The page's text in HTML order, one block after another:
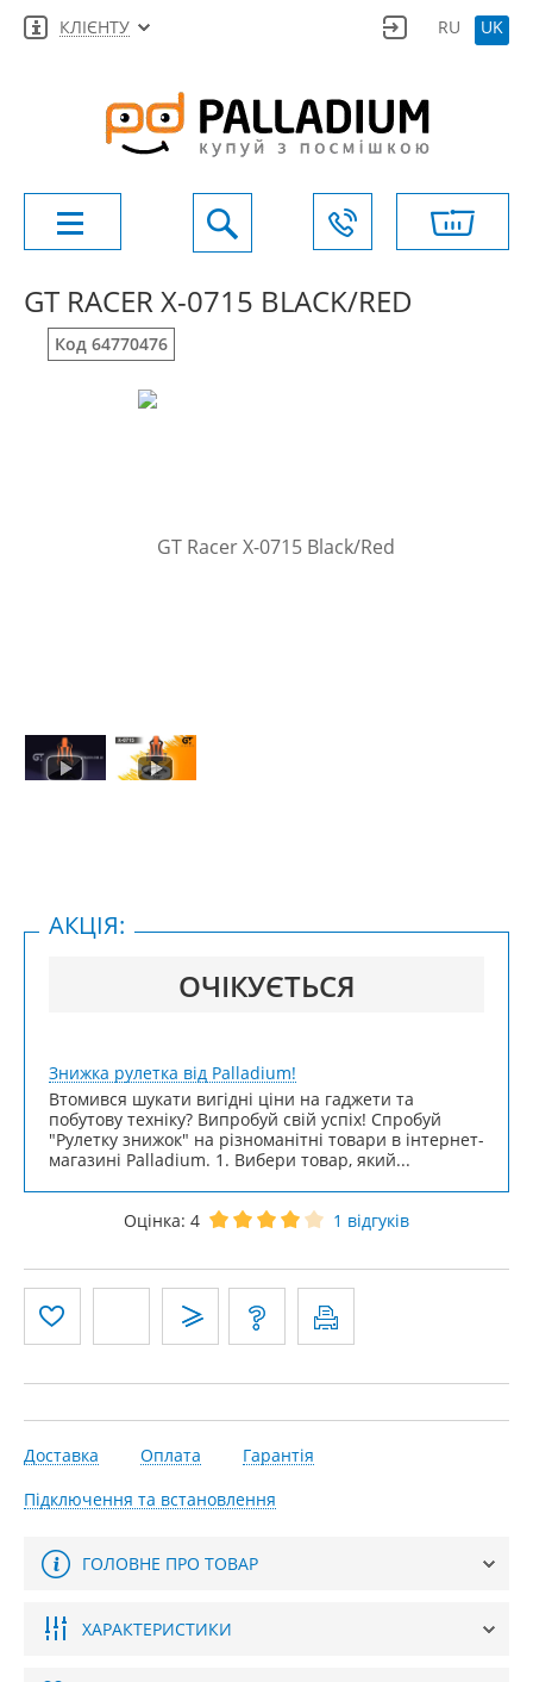
КЛІЄНТУ RU UK
GT RACER X-0715 BLACK/RED
Код 64770476
ОЧІКУЄТЬСЯ
АКЦІЯ:
Знижка рулетка від Palladium!
Втомився шукати вигідні ціни на гаджети та
побутову техніку? Випробуй свій успіх! Спробуй
"Рулетку знижок" на різноманітні товари в інтернет-
магазині Palladium. 1. Вибери товар, який...
Оцінка: 4 1 відгуків
Доставка Оплата
Гарантія
Підключення та встановлення
ГОЛОВНЕ ПРО ТОВАР
ХАРАКТЕРИСТИКИ